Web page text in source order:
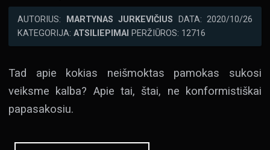
AUTORIUS: MARTYNAS JURKEVIČIUS DATA: 2020/10/26
KATEGORIJA: ATSILIEPIMAI PERŽIŪROS: 12716
Tad apie kokias neišmoktas pamokas sukosi
veiksme kalba? Apie tai, štai, ne konformistiškai
papasakosiu.